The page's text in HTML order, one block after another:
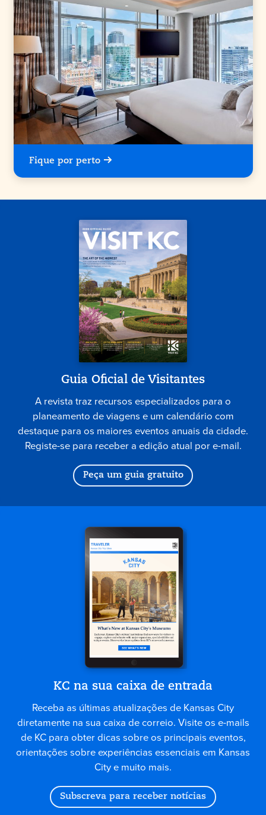
Fique por perto
Guia Oficial de Visitantes
A revista traz recursos especializados para o
planeamento de viagens e um calendário com
destaque para os maiores eventos anuais da cidade.
Registe-se para receber a edição atual por e-mail.
Peça um guia gratuito
KC na sua caixa de entrada
Receba as últimas atualizações de Kansas City
diretamente na sua caixa de correio. Visite os e-mails
de KC para obter dicas sobre os principais eventos,
orientações sobre experiências essenciais em Kansas
City e muito mais.
Subscreva para receber notícias